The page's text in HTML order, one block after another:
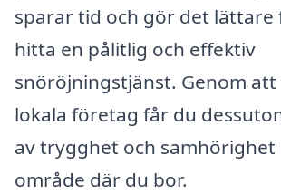
sparar tid och gör det lättare
hitta en pålitlig och effektiv
snöröjningstjänst. Genom att
lokala företag får du
av trygghet och samhörighet
område där du bor.